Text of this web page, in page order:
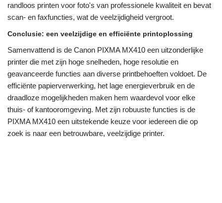
randloos printen voor foto's van professionele kwaliteit en bevat
scan- en faxfuncties, wat de veelzijdigheid vergroot.
Conclusie: een veelzijdige en efficiënte printoplossing
Samenvattend is de Canon PIXMA MX410 een uitzonderlijke
printer die met zijn hoge snelheden, hoge resolutie en
geavanceerde functies aan diverse printbehoeften voldoet. De
efficiënte papierverwerking, het lage energieverbruik en de
draadloze mogelijkheden maken hem waardevol voor elke
thuis- of kantooromgeving. Met zijn robuuste functies is de
PIXMA MX410 een uitstekende keuze voor iedereen die op
zoek is naar een betrouwbare, veelzijdige printer.